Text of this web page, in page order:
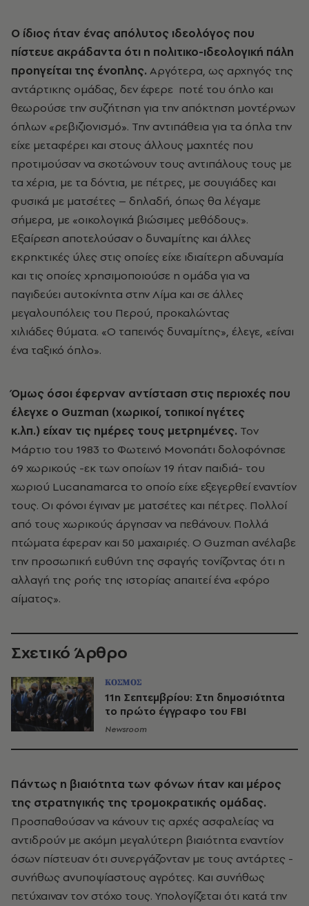
Ο ίδιος ήταν ένας απόλυτος ιδεολόγος που
πίστευε ακράδαντα ότι η πολιτικο-ιδεολογική πάλη
προηγείται της ένοπλης. Αργότερα, ως αρχηγός της
αντάρτικης ομάδας, δεν έφερε ποτέ του όπλο και
θεωρούσε την συζήτηση για την απόκτηση μοντέρνων
όπλων «ρεβιζιονισμό». Την αντιπάθεια για τα όπλα την
είχε μεταφέρει και στους άλλους μαχητές που
προτιμούσαν να σκοτώνουν τους αντιπάλους τους με
τα χέρια, με τα δόντια, με πέτρες, με σουγιάδες και
φυσικά με ματσέτες – δηλαδή, όπως θα λέγαμε
σήμερα, με «οικολογικά βιώσιμες μεθόδους».
Εξαίρεση αποτελούσαν ο δυναμίτης και άλλες
εκρηκτικές ύλες στις οποίες είχε ιδιαίτερη αδυναμία
και τις οποίες χρησιμοποιούσε η ομάδα για να
παγιδεύει αυτοκίνητα στην Λίμα και σε άλλες
μεγαλουπόλεις του Περού, προκαλώντας
χιλιάδες θύματα. «Ο ταπεινός δυναμίτης», έλεγε, «είναι
ένα ταξικό όπλο».
Όμως όσοι έφερναν αντίσταση στις περιοχές που
έλεγχε ο Guzman (χωρικοί, τοπικοί ηγέτες
κ.λπ.) είχαν τις ημέρες τους μετρημένες. Τον
Μάρτιο του 1983 το Φωτεινό Μονοπάτι δολοφόνησε
69 χωρικούς -εκ των οποίων 19 ήταν παιδιά- του
χωριού Lucanamarca το οποίο είχε εξεγερθεί εναντίον
τους. Οι φόνοι έγιναν με ματσέτες και πέτρες. Πολλοί
από τους χωρικούς άργησαν να πεθάνουν. Πολλά
πτώματα έφεραν και 50 μαχαιριές. Ο Guzman ανέλαβε
την προσωπική ευθύνη της σφαγής τονίζοντας ότι η
αλλαγή της ροής της ιστορίας απαιτεί ένα «φόρο
αίματος».
Σχετικό Άρθρο
ΚΟΣΜΟΣ
11η Σεπτεμβρίου: Στη δημοσιότητα
το πρώτο έγγραφο του FBI
Newsroom
Πάντως η βιαιότητα των φόνων ήταν και μέρος
της στρατηγικής της τρομοκρατικής ομάδας.
Προσπαθούσαν να κάνουν τις αρχές ασφαλείας να
αντιδρούν με ακόμη μεγαλύτερη βιαιότητα εναντίον
όσων πίστευαν ότι συνεργάζονταν με τους αντάρτες -
συνήθως ανυποψίαστους αγρότες. Και συνήθως
πετύχαιναν τον στόxo τους. Υπολογίζεται ότι κατά την